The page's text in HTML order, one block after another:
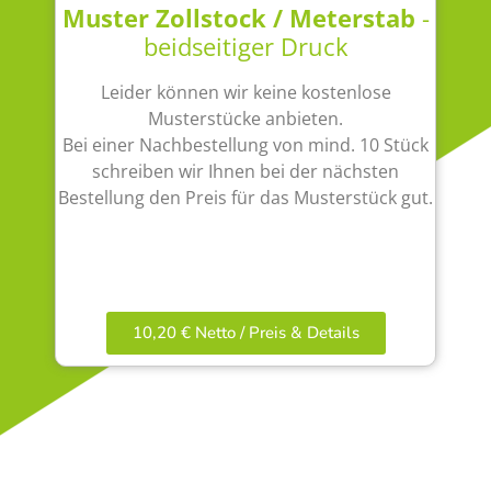
Muster Zollstock / Meterstab -
beidseitiger Druck
Leider können wir keine kostenlose
Musterstücke anbieten.
Bei einer Nachbestellung von mind. 10 Stück
schreiben wir Ihnen bei der nächsten
Bestellung den Preis für das Musterstück gut.
10,20 € Netto / Preis & Details